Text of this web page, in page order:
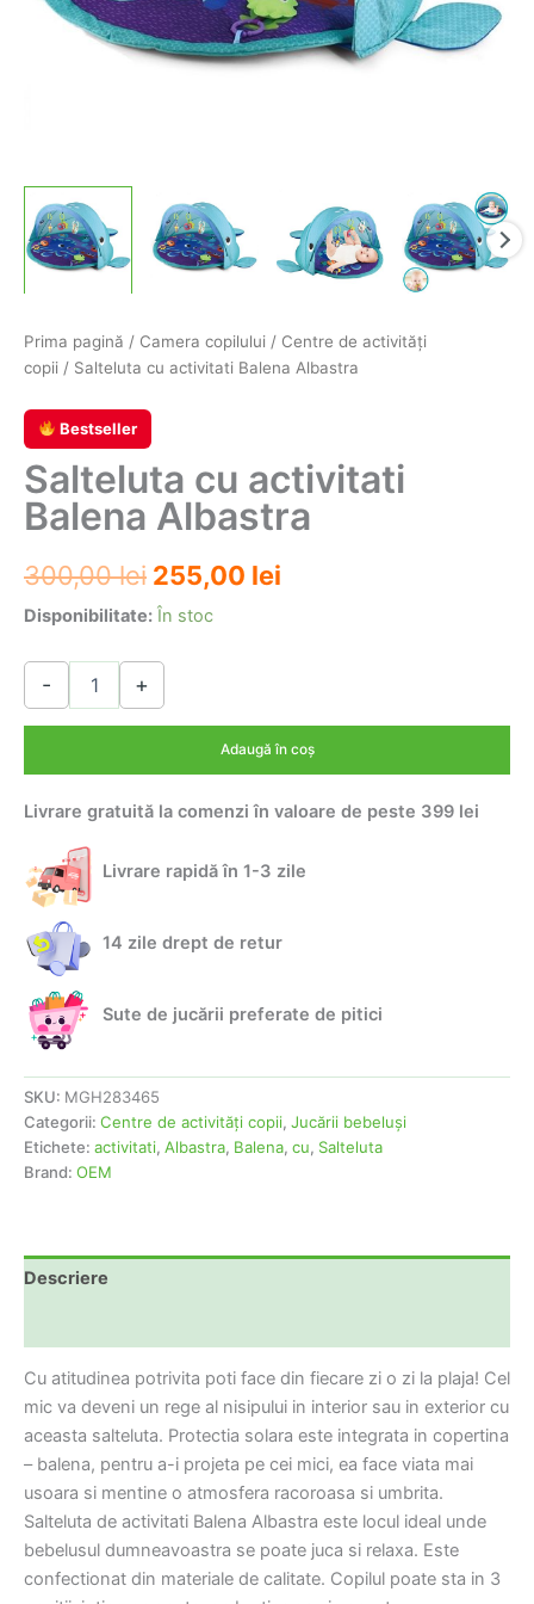
Prima pagină / Camera copilului / Centre de activităţi
copii / Salteluta cu activitati Balena Albastra
Bestseller
Salteluta cu activitati
Balena Albastra
300,00lei Prețul
inițial
a
fost:
300,00 lei.
255,00 lei
Disponibilitate: În stoc
-
Cantitate
+
Adaugă în coș
Livrare gratuită la comenzi în valoare de peste 399 lei
Livrare rapidă în 1-3 zile
14 zile drept de retur
Sute de jucării preferate de pitici
SKU: MGH283465
Categorii: Centre de activităţi copii, Jucării bebeluşi
Etichete: activitati, Albastra, Balena, cu, Salteluta
Brand: OEM
Descriere
Cu atitudinea potrivita poti face din fiecare zi o zi la plaja! Cel
mic va deveni un rege al nisipului in interior sau in exterior cu
aceasta salteluta. Protectia solara este integrata in copertina
– balena, pentru a-i projeta pe cei mici, ea face viata mai
usoara si mentine o atmosfera racoroasa si umbrita.
Salteluta de activitati Balena Albastra este locul ideal unde
bebelusul dumneavoastra se poate juca si relaxa. Este
confectionat din materiale de calitate. Copilul poate sta in 3